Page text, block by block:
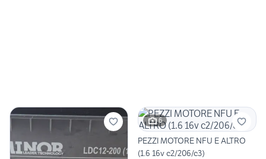
6
PEZZI MOTORE NFU E ALTRO
(1.6 16v c2/206/c3)